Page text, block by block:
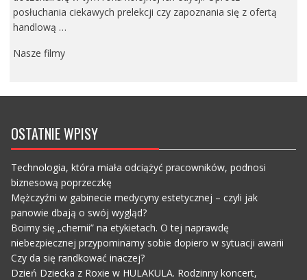
posłuchania ciekawych prelekcji czy zapoznania się z ofertą
handlową …
Nasze filmy
OSTATNIE WPISY
Technologia, która miała odciążyć pracowników, podnosi
biznesową poprzeczkę
Mężczyźni w gabinecie medycyny estetycznej – czyli jak
panowie dbają o swój wygląd?
Boimy się „chemii” na etykietach. O tej naprawdę
niebezpiecznej przypominamy sobie dopiero w sytuacji awarii
Czy da się randkować inaczej?
Dzień Dziecka z Roxie w HULAKULA. Rodzinny koncert,